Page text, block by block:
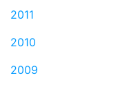
2011
2010
2009